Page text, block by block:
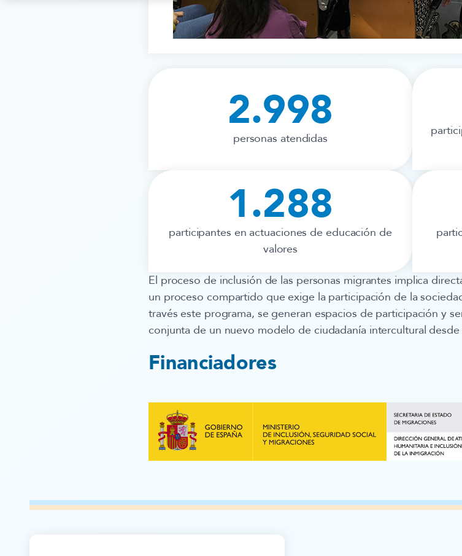
2.998
personas atendidas
1.288
participantes en actuaciones de educación de
valores
El proceso de inclusión de las personas migrantes implica
un proceso compartido que exige la participación de la
través este programa, se generan espacios de participación y
conjunta de un nuevo modelo de ciudadanía intercultural
Financiadores